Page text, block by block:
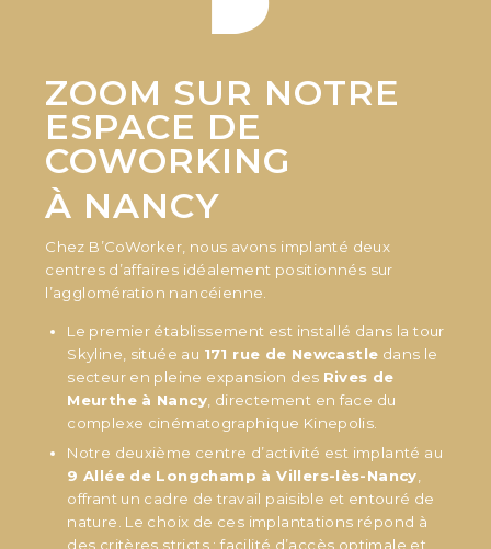
ZOOM SUR NOTRE
ESPACE DE
COWORKING
À NANCY
Chez B’CoWorker, nous avons implanté deux
centres d’affaires idéalement positionnés sur
l’agglomération nancéienne.
Le premier établissement est installé dans la tour
Skyline, située au 171 rue de Newcastle dans le
secteur en pleine expansion des Rives de
Meurthe à Nancy, directement en face du
complexe cinématographique Kinepolis.
Notre deuxième centre d’activité est implanté au
9 Allée de Longchamp à Villers-lès-Nancy,
offrant un cadre de travail paisible et entouré de
nature. Le choix de ces implantations répond à
des critères stricts : facilité d’accès optimale et